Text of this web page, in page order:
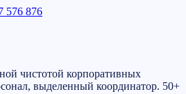
576 876
чистотой корпоративных
выделенный координатор. 50+